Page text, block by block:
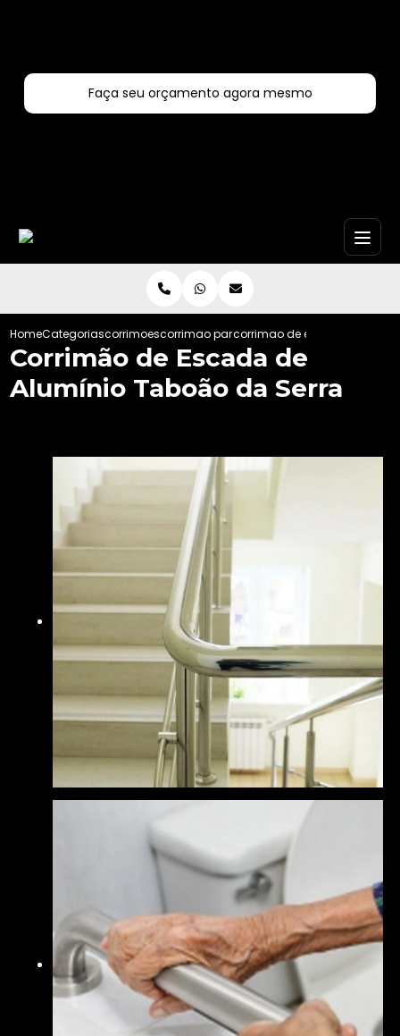
Faça seu orçamento agora mesmo
HomeCategoriascorrimoescorrimao para escadacorrimao de escada de
Corrimão de Escada de
Alumínio Taboão da Serra